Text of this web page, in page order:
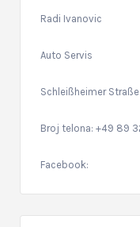
Radi Ivanovic
Auto Servis
Schleißheimer
Broj telona: +49 89
Facebook: